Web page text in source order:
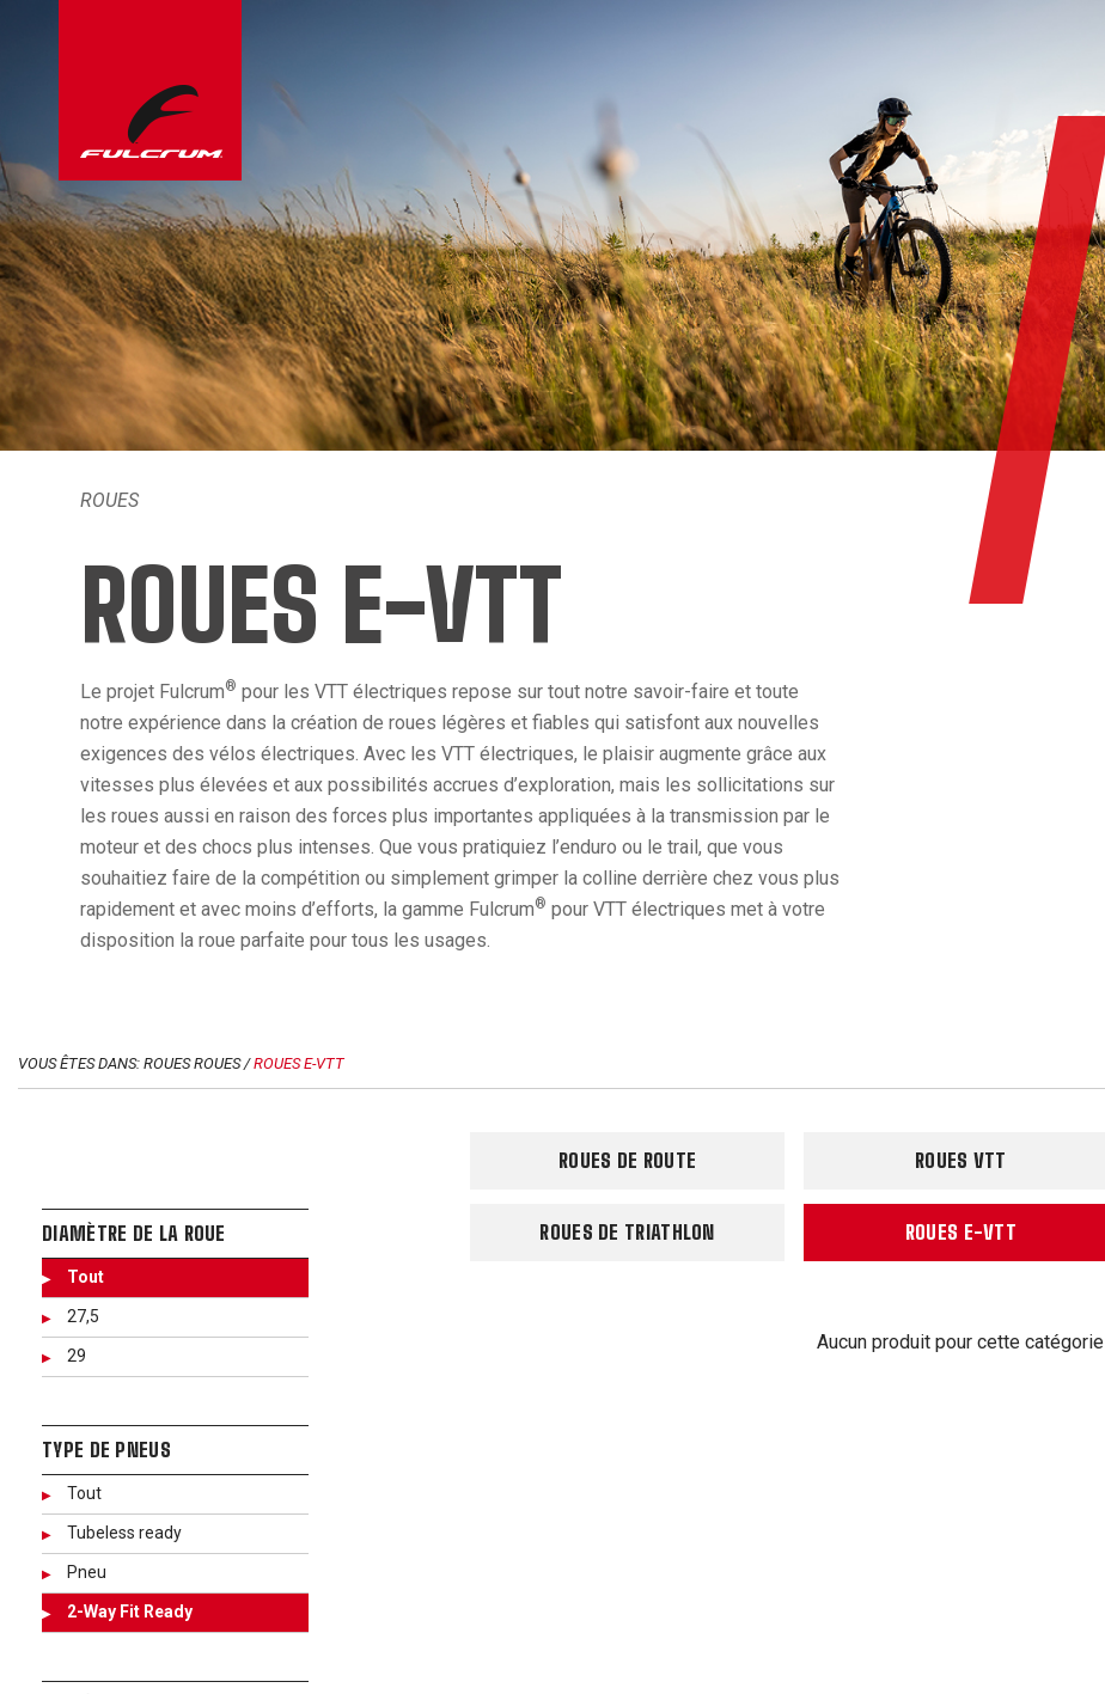
ROUES
ROUES E-VTT
Le projet Fulcrum® pour les VTT électriques repose sur tout notre savoir-faire et toute
notre expérience dans la création de roues légères et fiables qui satisfont aux nouvelles
exigences des vélos électriques. Avec les VTT électriques, le plaisir augmente grâce aux
vitesses plus élevées et aux possibilités accrues d’exploration, mais les sollicitations sur
les roues aussi en raison des forces plus importantes appliquées à la transmission par le
moteur et des chocs plus intenses. Que vous pratiquiez l’enduro ou le trail, que vous
souhaitiez faire de la compétition ou simplement grimper la colline derrière chez vous plus
rapidement et avec moins d’efforts, la gamme Fulcrum® pour VTT électriques met à votre
disposition la roue parfaite pour tous les usages.
VOUS ÊTES DANS: ROUES ROUES /ROUES E-VTT
DIAMÈTRE DE LA ROUE
Tout
27,5
29
TYPE DE PNEUS
Tout
Tubeless ready
Pneu
2-Way Fit Ready
ROUES DE ROUTE ROUES VTT
ROUES DE TRIATHLON ROUES E-VTT
Aucun produit pour cette catégorie